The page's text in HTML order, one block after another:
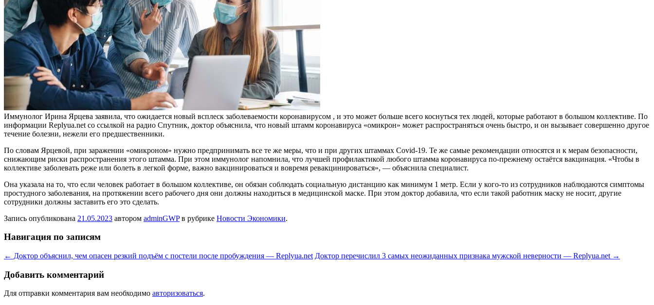
Иммунолог Ирина Ярцева заявила, что ожидается новый всплеск заболеваемости коронавирусом , и это может больше всего коснуться тех людей, которые работают в большом коллективе. По
информации Replyua.net со ссылкой на радио Спутник, доктор объяснила, что новый штамм коронавируса «омикрон» может распространяться очень быстро, и он вызывает совершенно другое
течение болезни, нежели его предшественники.
По словам Ярцевой, при заражении «омикроном» нужно предпринимать все те же меры, что и при других штаммах Сovid-19. Те же самые рекомендации относятся и к мерам безопасности,
снижающим риски распространения этого штамма. При этом иммунолог напомнила, что лучшей профилактикой любого штамма коронавируса по-прежнему остаётся вакцинация. «Чтобы в
коллективе заболевать реже или болеть в легкой форме, важно вакцинироваться и вовремя ревакцинироваться», — объяснила специалист.
Она указала на то, что если человек работает в большом коллективе, он обязан соблюдать социальную дистанцию как минимум 1 метр. Если у кого-то из сотрудников наблюдаются симптомы
простудного заболевания, на протяжении всего рабочего дня они должны находиться в медицинской маске. При этом доктор добавила, что если такой работник маску не носит, другие
сотрудники должны заставить его это сделать.
Запись опубликована 21.05.2023 автором adminGWPв рубрике Новости Экономики.
Навигация по записям
← Доктор объяснил, чем опасен резкий подъём с постели после пробуждения — Replyua.net Доктор перечислил 3 самых неожиданных признака мужской неверности — Replyua.net →
Добавить комментарий
Для отправки комментария вам необходимо авторизоваться.